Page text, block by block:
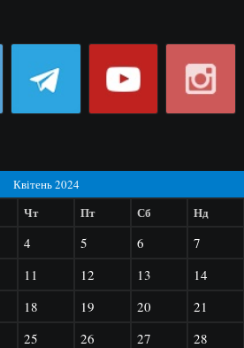
Квітень 2024
Чт Пт Сб Нд
4 5 6
7
11 12 13
14
18 19 20
21
25 26 27 28